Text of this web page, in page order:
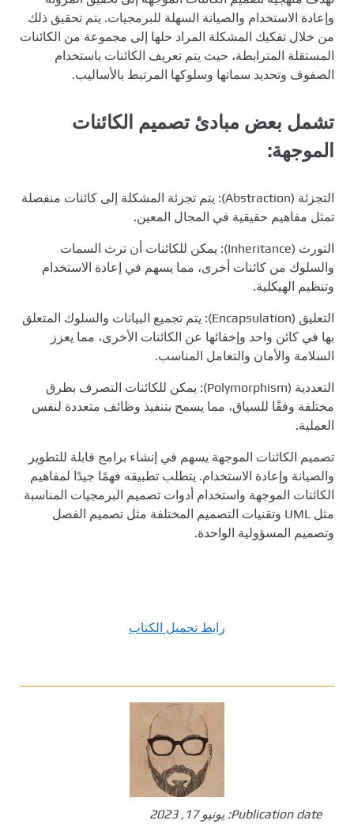
وإعادة الاستخدام والصيانة السهلة للبرمجيات. يتم تحقيق ذلك
من خلال تفكيك المشكلة المراد حلها إلى مجموعة من الكائنات
المستقلة المترابطة، حيث يتم تعريف الكائنات باستخدام
الصفوف وتحديد سماتها وسلوكها المرتبط بالأساليب.
تشمل بعض مبادئ تصميم الكائنات
الموجهة:
التجزئة (Abstraction): يتم تجزئة المشكلة إلى كائنات منفصلة
تمثل مفاهيم حقيقية في المجال المعين.
التورث (Inheritance): يمكن للكائنات أن ترث السمات
والسلوك من كائنات أخرى، مما يسهم في إعادة الاستخدام
وتنظيم الهيكلية.
التعليق (Encapsulation): يتم تجميع البيانات والسلوك المتعلق
بها في كائن واحد وإخفائها عن الكائنات الأخرى، مما يعزز
السلامة والأمان والتعامل المناسب.
التعددية (Polymorphism): يمكن للكائنات التصرف بطرق
مختلفة وفقًا للسياق، مما يسمح بتنفيذ وظائف متعددة لنفس
العملية.
تصميم الكائنات الموجهة يسهم في إنشاء برامج قابلة للتطوير
والصيانة وإعادة الاستخدام. يتطلب تطبيقه فهمًا جيدًا لمفاهيم
الكائنات الموجهة واستخدام أدوات تصميم البرمجيات المناسبة
مثل UML وتقنيات التصميم المختلفة مثل تصميم الفصل
وتصميم المسؤولية الواحدة.
رابط تحميل الكتاب
Publication date: يونيو 17, 2023